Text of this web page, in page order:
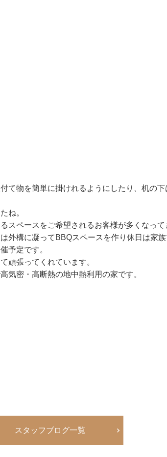
て物を簡単に掛けれるようにしたり、机の
ね。
スペースをご希望されるお客様が多くなって
構に凝ってBBQスペースを作り休日は家族
予定です。
頑張ってくれています。
気密・高断熱の地中熱利用の家です。
スタッフブログ一覧